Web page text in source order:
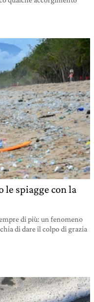
le spiagge con la
di più: un fenomeno
di dare il colpo di grazia